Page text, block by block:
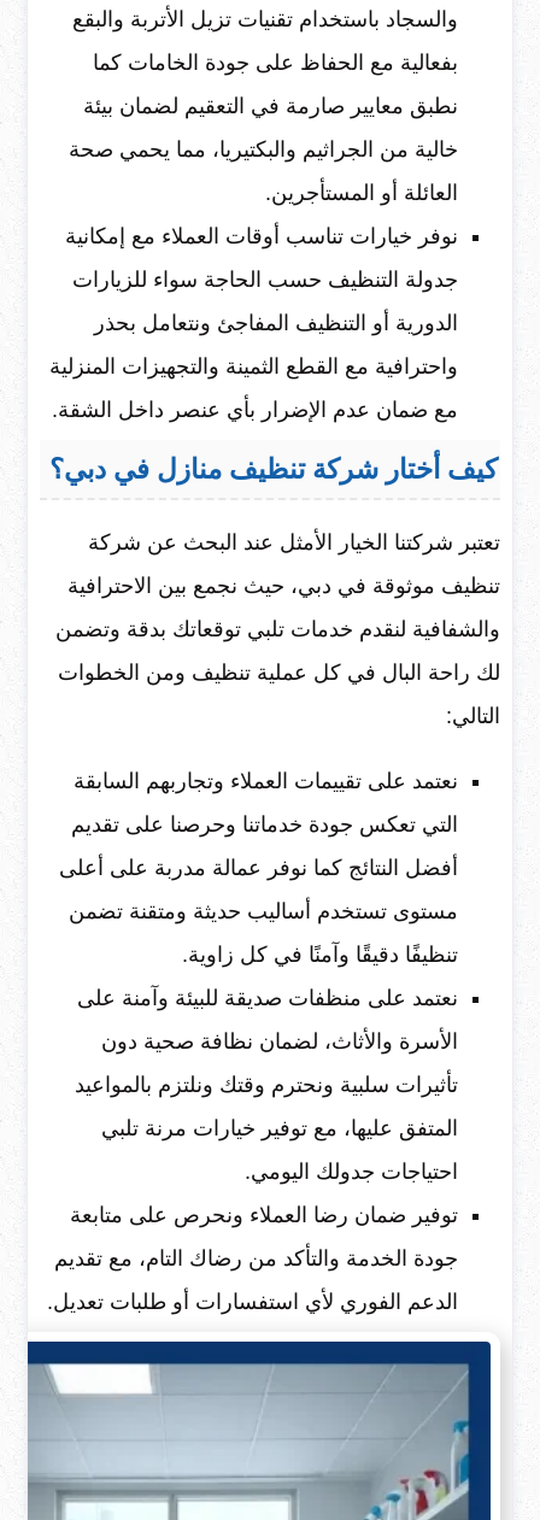
والسجاد باستخدام تقنيات تزيل الأتربة والبقع
بفعالية مع الحفاظ على جودة الخامات كما
نطبق معايير صارمة في التعقيم لضمان بيئة
خالية من الجراثيم والبكتيريا، مما يحمي صحة
العائلة أو المستأجرين.
نوفر خيارات تناسب أوقات العملاء مع إمكانية
جدولة التنظيف حسب الحاجة سواء للزيارات
الدورية أو التنظيف المفاجئ ونتعامل بحذر
واحترافية مع القطع الثمينة والتجهيزات المنزلية
مع ضمان عدم الإضرار بأي عنصر داخل الشقة.
كيف أختار شركة تنظيف منازل في دبي؟
تعتبر شركتنا الخيار الأمثل عند البحث عن شركة
تنظيف موثوقة في دبي، حيث نجمع بين الاحترافية
والشفافية لنقدم خدمات تلبي توقعاتك بدقة وتضمن
لك راحة البال في كل عملية تنظيف ومن الخطوات
التالي:
نعتمد على تقييمات العملاء وتجاربهم السابقة
التي تعكس جودة خدماتنا وحرصنا على تقديم
أفضل النتائج كما نوفر عمالة مدربة على أعلى
مستوى تستخدم أساليب حديثة ومتقنة تضمن
تنظيفًا دقيقًا وآمنًا في كل زاوية.
نعتمد على منظفات صديقة للبيئة وآمنة على
الأسرة والأثاث، لضمان نظافة صحية دون
تأثيرات سلبية ونحترم وقتك ونلتزم بالمواعيد
المتفق عليها، مع توفير خيارات مرنة تلبي
احتياجات جدولك اليومي.
توفير ضمان رضا العملاء ونحرص على متابعة
جودة الخدمة والتأكد من رضاك التام، مع تقديم
الدعم الفوري لأي استفسارات أو طلبات تعديل.